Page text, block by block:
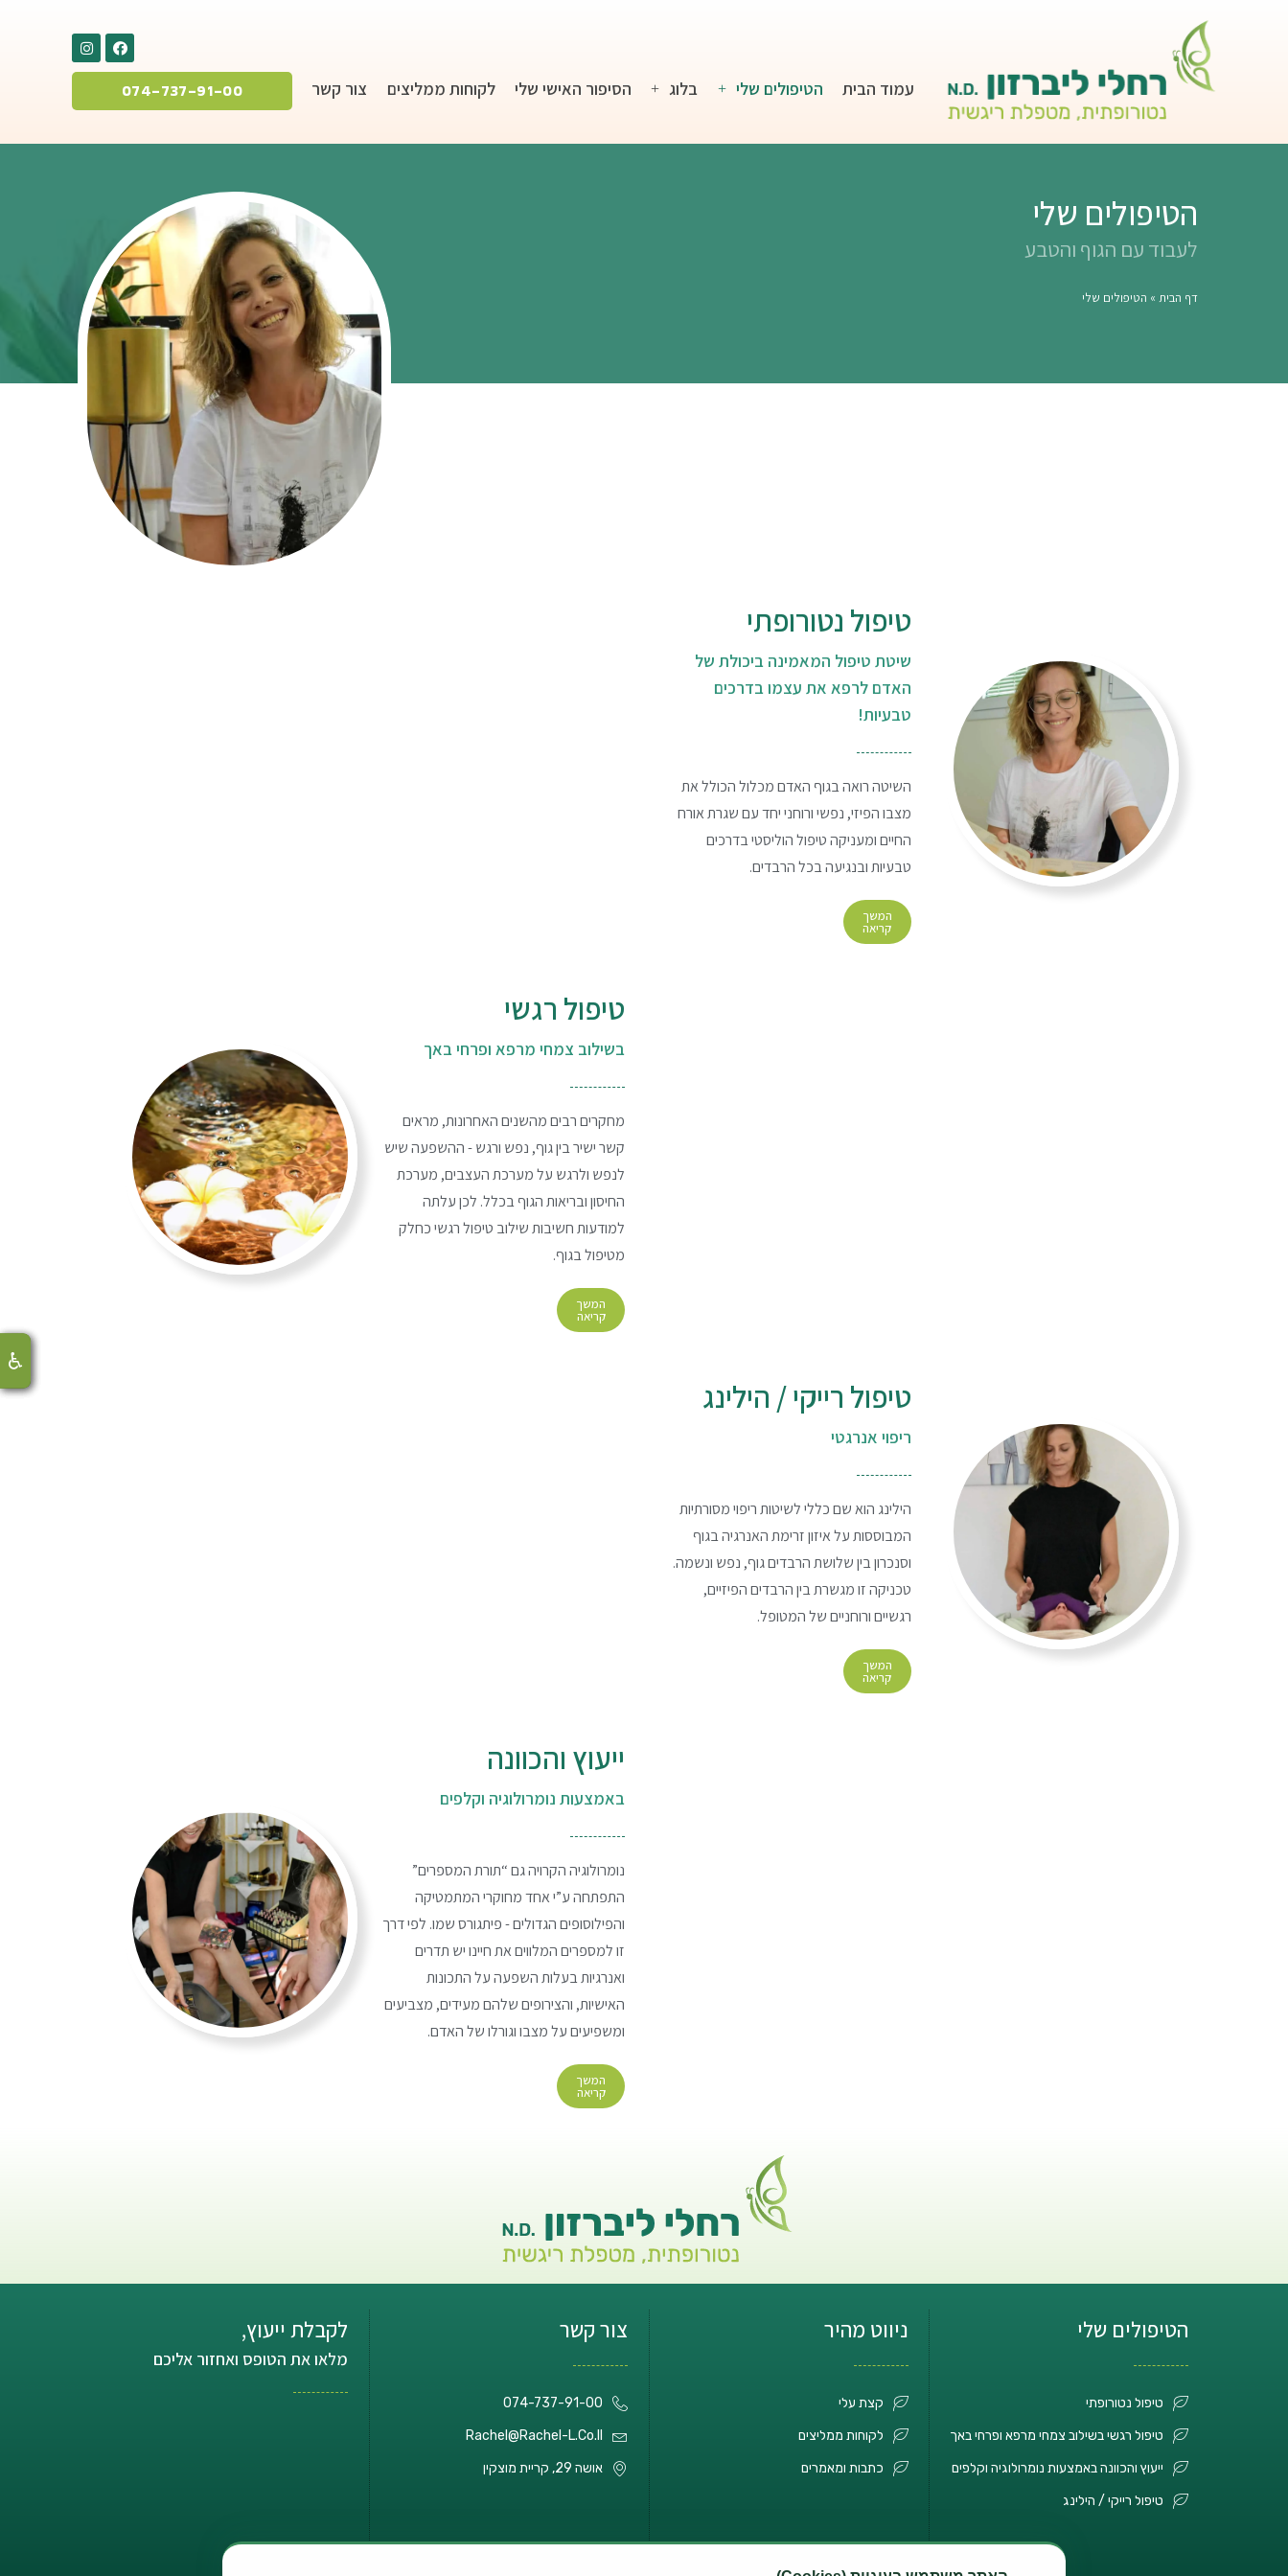
עמוד הבית הטיפולים שלי בלוג הסיפור האישי שלי לקוחות ממליצים צור קשר 074-737-91-00
הטיפולים שלי
לעבוד עם הגוף והטבע
דף הבית » הטיפולים שלי
טיפול נטורופתי
שיטת טיפול המאמינה ביכולת של
האדם לרפא את עצמו בדרכים
טבעיות!
השיטה רואה בגוף האדם מכלול הכולל את
מצבו הפיזי, נפשי ורוחני יחד עם שגרת אורח
החיים ומעניקה טיפול הוליסטי בדרכים
טבעיות ובנגיעה בכל הרבדים.
המשך
קריאה
טיפול רגשי
בשילוב צמחי מרפא ופרחי באך
מחקרים רבים מהשנים האחרונות, מראים
קשר ישיר בין גוף, נפש ורגש - ההשפעה שיש
לנפש ולרגש על מערכת העצבים, מערכת
החיסון ובריאות הגוף בכלל. לכן עלתה
למודעות חשיבות שילוב טיפול רגשי כחלק
מטיפול בגוף.
המשך
קריאה
טיפול רייקי / הילינג
ריפוי אנרגטי
הילינג הוא שם כללי לשיטות ריפוי מסורתיות
המבוססות על איזון זרימת האנרגיה בגוף
וסנכרון בין שלושת הרבדים גוף, נפש ונשמה.
טכניקה זו מגשרת בין הרבדים הפיזיים,
רגשיים ורוחניים של המטופל.
המשך
קריאה
ייעוץ והכוונה
באמצעות נומרולוגיה וקלפים
נומרולוגיה הקרויה גם “תורת המספרים”
התפתחה ע”י אחד מחוקרי המתמטיקה
והפילוסופים הגדולים - פיתגורס שמו. לפי דרך
זו למספרים המלווים את חיינו יש תדרים
ואנרגיות בעלות השפעה על התכונות
האישיות, והצירופים שלהם מעידים, מצביעים
ומשפיעים על מצבו וגורלו של האדם.
המשך
קריאה
הטיפולים שלי
טיפול נטורופתי
טיפול רגשי בשילוב צמחי מרפא ופרחי באך
ייעוץ והכוונה באמצעות נומרולוגיה וקלפים
טיפול רייקי / הילינג
ניווט מהיר
קצת עלי
לקוחות ממליצים
כתבות ומאמרים
צור קשר
074-737-91-00
Rachel@rachel-L.co.il
אושה 29, קריית מוצקין
לקבלת ייעוץ,
מלאו את הטופס ואחזור אליכם
♿
♿
♿